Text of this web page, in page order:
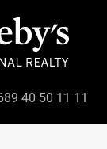
40 50 11 11